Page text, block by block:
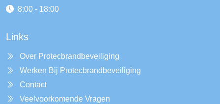
8:00 - 18:00
Links
Over Protecbrandbeveiliging
Werken Bij Protecbrandbeveiliging
Contact
Veelvoorkomende Vragen